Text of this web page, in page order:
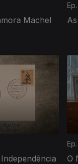
Machel
O